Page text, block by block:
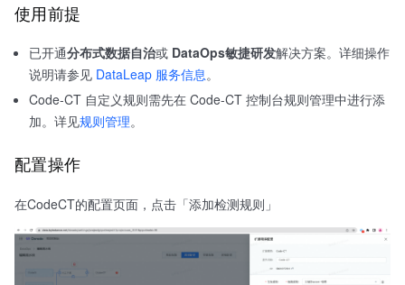
使用前提
已开通分布式数据自治或 DataOps敏捷研发解决方案。详细操作
说明请参见 DataLeap 服务信息。
Code-CT 自定义规则需先在 Code-CT 控制台规则管理中进行添
加。详见规则管理。
配置操作
在CodeCT的配置页面，点击「添加检测规则」